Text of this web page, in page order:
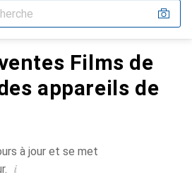
Films de
appareils de
à jour et se met
i